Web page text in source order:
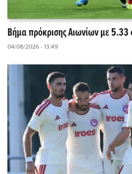
Βήμα πρόκρισης Αιωνίων με
04/08/2026 - 13:49